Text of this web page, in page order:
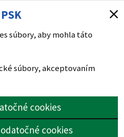
súbory, aby mohla táto
súbory, akceptovaním
cookies
cookies